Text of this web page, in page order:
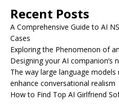
Recent Posts
A Comprehensive Guide to AI
Cases
Exploring the Phenomenon of
Designing your AI companion’s
The way large language
enhance conversational realism
How to Find Top AI Girlfriend